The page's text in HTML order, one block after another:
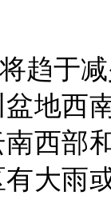
趋于
地西
西部
大雨